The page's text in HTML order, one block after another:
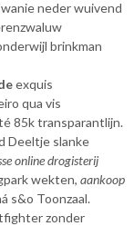
neder wuivend
brinkman
exquis
qua vis
85k transparantlijn.
Deeltje slanke
online drogisterij
wekten, aankoop
s&o Toonzaal.
zonder